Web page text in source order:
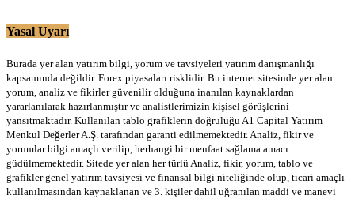
Yasal Uyarı
Burada yer alan yatırım bilgi, yorum ve tavsiyeleri yatırım danışmanlığı
kapsamında değildir. Forex piyasaları risklidir. Bu internet sitesinde yer alan
yorum, analiz ve fikirler güvenilir olduğuna inanılan kaynaklardan
yararlanılarak hazırlanmıştır ve analistlerimizin kişisel görüşlerini
yansıtmaktadır. Kullanılan tablo grafiklerin doğruluğu A1 Capital Yatırım
Menkul Değerler A.Ş. tarafından garanti edilmemektedir. Analiz, fikir ve
yorumlar bilgi amaçlı verilip, herhangi bir menfaat sağlama amacı
güdülmemektedir. Sitede yer alan her türlü Analiz, fikir, yorum, tablo ve
grafikler genel yatırım tavsiyesi ve finansal bilgi niteliğinde olup, ticari amaçlı
kullanılmasından kaynaklanan ve 3. kişiler dahil uğranılan maddi ve manevi